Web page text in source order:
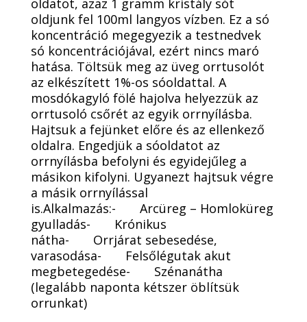
oldatot, azaz 1 gramm kristály sót
oldjunk fel 100ml langyos vízben. Ez a só
koncentráció megegyezik a testnedvek
só koncentrációjával, ezért nincs maró
hatása. Töltsük meg az üveg orrtusolót
az elkészített 1%-os sóoldattal. A
mosdókagyló fölé hajolva helyezzük az
orrtusoló csőrét az egyik orrnyílásba.
Hajtsuk a fejünket előre és az ellenkező
oldalra. Engedjük a sóoldatot az
orrnyílásba befolyni és egyidejűleg a
másikon kifolyni. Ugyanezt hajtsuk végre
a másik orrnyílással
is.Alkalmazás:- Arcüreg – Homloküreg
gyulladás- Krónikus
nátha- Orrjárat sebesedése,
varasodása- Felsőlégutak akut
megbetegedése- Szénanátha
(legalább naponta kétszer öblítsük
orrunkat)